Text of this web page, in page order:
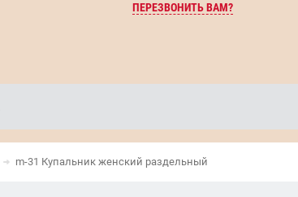
ПЕРЕЗВОНИТЬ ВАМ?
m-31 Купальник женский раздельный